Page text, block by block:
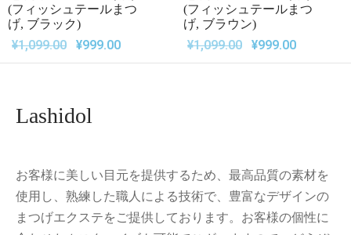
(フィッシュテールまつ
げ, ブラック)
¥1,099.00 ¥999.00
(フィッシュテールまつ
げ, ブラウン)
¥1,099.00 ¥999.00
Lashidol
お客様に美しい目元を提供するため、最高品質の素材を
使用し、熟練した職人による技術で、豊富なデザインの
まつげエクステをご提供しております。お客様の個性に